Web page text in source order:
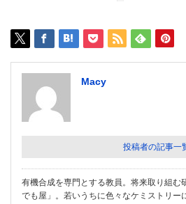
Macy
投稿者の記事一
有機合成を専門とする教員。将来取り組む
でも屋」。若いうちに色々なケミストリー